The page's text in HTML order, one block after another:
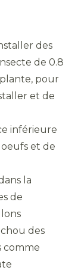
des
de 0.8
pour
et de
inférieure
et de
la
de
des
comme